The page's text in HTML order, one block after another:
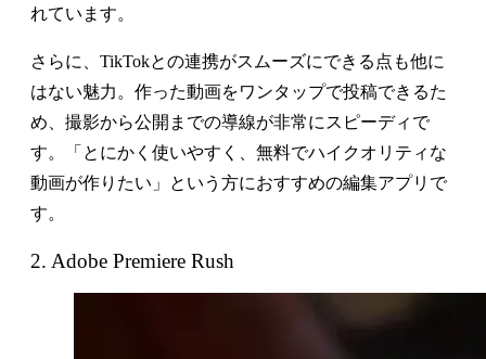
れています。
さらに、TikTokとの連携がスムーズにできる点も他に
はない魅力。作った動画をワンタップで投稿できるた
め、撮影から公開までの導線が非常にスピーディで
す。「とにかく使いやすく、無料でハイクオリティな
動画が作りたい」という方におすすめの編集アプリで
す。
2. Adobe Premiere Rush